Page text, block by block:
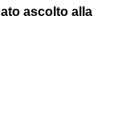
ascolto alla